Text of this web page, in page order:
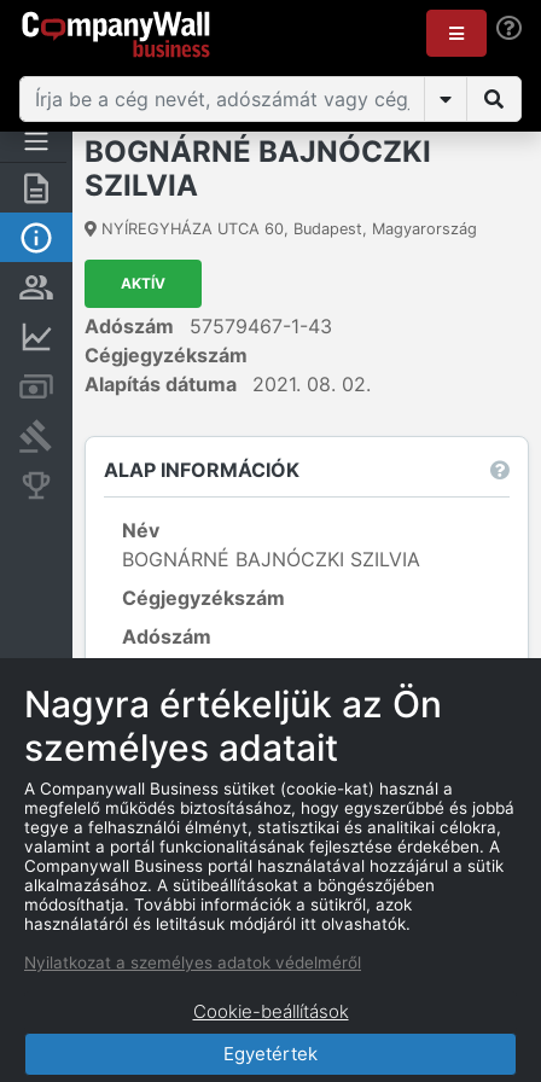
Összegzés
Alap információk
Személyek és tulajdonjog
Pénzügyi információk
Számlák és zárolások
Bírósági eljárások
BOGNÁRNÉ BAJNÓCZKI
SZILVIA
NYÍREGYHÁZA UTCA 60, Budapest, Magyarország
AKTÍV
Adószám
57579467-1-43
Cégjegyzékszám
Alapítás dátuma
2021. 08. 02.
ALAP INFORMÁCIÓK
Név
BOGNÁRNÉ BAJNÓCZKI SZILVIA
Cégjegyzékszám
Adószám
57579467-1-43
Alapítás dátuma
2021. 08. 02.
Tevékenység kódja
692003 - Könyvelés;
Leaflet|© OpenStreetMap contributors
KAPCSOLATOK
CompanyWall Business © 2026
Felhasználási feltétek | Adatvédelmi szabályzat
Nagyra értékeljük az Ön
személyes adatait
A Companywall Business sütiket (cookie-kat) használ a
megfelelő működés biztosításához, hogy egyszerűbbé és jobbá
tegye a felhasználói élményt, statisztikai és analitikai célokra,
valamint a portál funkcionalitásának fejlesztése érdekében. A
Companywall Business portál használatával hozzájárul a sütik
alkalmazásához. A sütibeállításokat a böngészőjében
módosíthatja. További információk a sütikről, azok
használatáról és letiltásuk módjáról itt olvashatók.
Nyilatkozat a személyes adatok védelméről
Cookie-beállítások
Egyetértek